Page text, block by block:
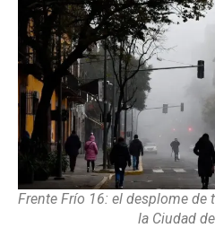
Frente Frío 16: el desplome de
la Ciudad